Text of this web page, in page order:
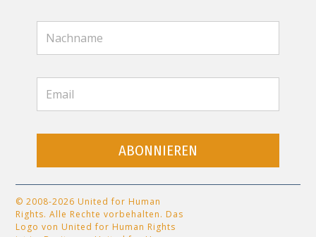
ABONNIEREN
© 2008-2026 United for Human
Rights. Alle Rechte vorbehalten. Das
Logo von United for Human Rights